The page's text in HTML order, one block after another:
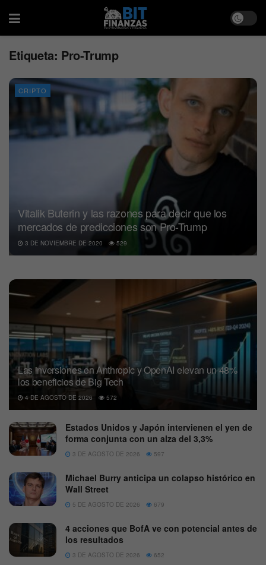
Etiqueta: Pro-Trump
CRIPTO
Vitalik Buterin y las razones para decir que los
mercados de predicciones son Pro-Trump
3 DE NOVIEMBRE DE 2020 529
Las inversiones en Anthropic y OpenAI elevan un 48%
los beneficios de Big Tech
4 DE AGOSTO DE 2026 572
Estados Unidos y Japón intervienen el yen de
forma conjunta con un alza del 3,3%
3 DE AGOSTO DE 2026 597
Michael Burry anticipa un colapso histórico en
Wall Street
5 DE AGOSTO DE 2026 679
4 acciones que BofA ve con potencial antes de
los resultados
3 DE AGOSTO DE 2026 652